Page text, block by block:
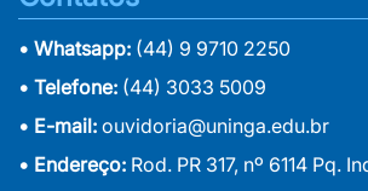
• Whatsapp: (44) 9 9710 2250
• Telefone: (44) 3033 5009
• E-mail: ouvidoria@uninga.edu.br
• Endereço: Rod. PR 317, nº 6114 Pq.